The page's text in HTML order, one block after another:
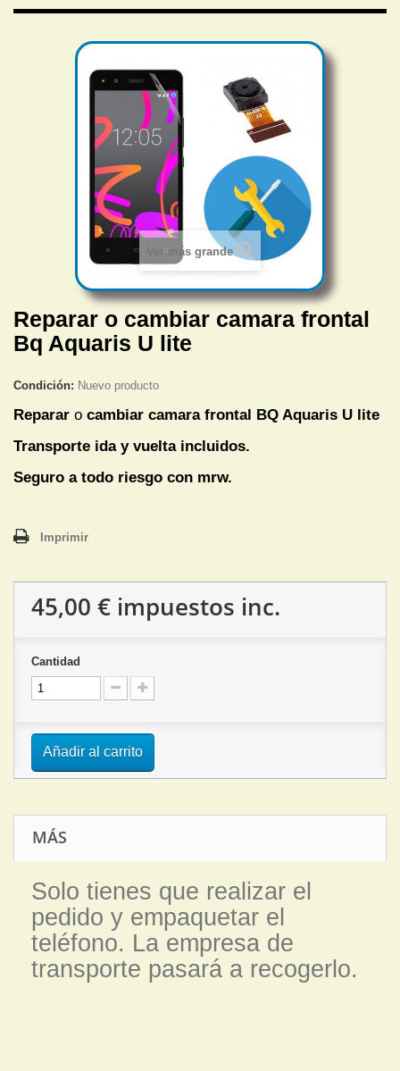
Ver más grande
Reparar o cambiar camara frontal
Bq Aquaris U lite
Condición: Nuevo producto
Reparar o cambiar camara frontal
BQ Aquaris U lite
Transporte ida y vuelta incluidos.
Seguro a todo riesgo con mrw.
Imprimir
45,00 € impuestos inc.
Cantidad
Añadir al carrito
MÁS
Solo tienes que realizar el
pedido y empaquetar el
teléfono. La empresa de
transporte pasará a recogerlo.